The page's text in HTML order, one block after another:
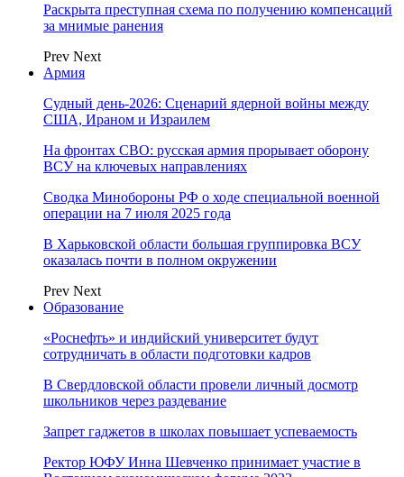
Раскрыта преступная схема по получению компенсаций
за мнимые ранения
Prev Next
Армия
Судный день-2026: Сценарий ядерной войны между
США, Ираном и Израилем
На фронтах СВО: русская армия прорывает оборону
ВСУ на ключевых направлениях
Сводка Минобороны РФ о ходе специальной военной
операции на 7 июля 2025 года
В Харьковской области большая группировка ВСУ
оказалась почти в полном окружении
Prev Next
Образование
«Роснефть» и индийский университет будут
сотрудничать в области подготовки кадров
В Свердловской области провели личный досмотр
школьников через раздевание
Запрет гаджетов в школах повышает успеваемость
Ректор ЮФУ Инна Шевченко принимает участие в